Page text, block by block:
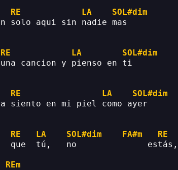
RE LA
SOL#dim
aqui sin nadie mas
RE LA
SOL#dim
cancion y pienso en ti
RE LA
SOL#dim
en mi piel como ayer
RE LA SOL#dim FA#m RE
que  tú,   no
REm